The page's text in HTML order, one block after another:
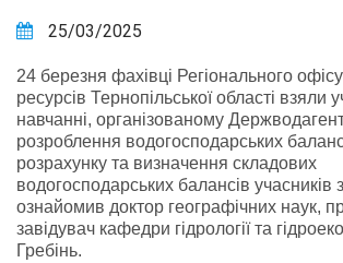
25/03/2025
24 березня фахівці Регіонального
ресурсів Тернопільської області взяли
навчанні, організованому
розроблення водогосподарських
розрахунку та визначення складових
водогосподарських балансів учасників
ознайомив доктор географічних наук,
завідувач кафедри гідрології та
Гребінь.